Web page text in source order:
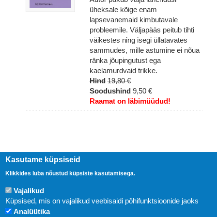
üheksale kõige enam
lapsevanemaid kimbutavale
probleemile. Väljapääs peitub tihti
väikestes ning isegi üllatavates
sammudes, mille astumine ei nõua
ränka jõupingutust ega
kaelamurdvaid trikke.
Hind 19,80 €
Soodushind 9,50 €
Raamat on läbimüüdud!
Kasutame küpsiseid
Klikkides luba nõustud küpsiste kasutamisega.
Vajalikud
Küpsised, mis on vajalikud veebisaidi põhifunktsioonide jaoks
Analüütika